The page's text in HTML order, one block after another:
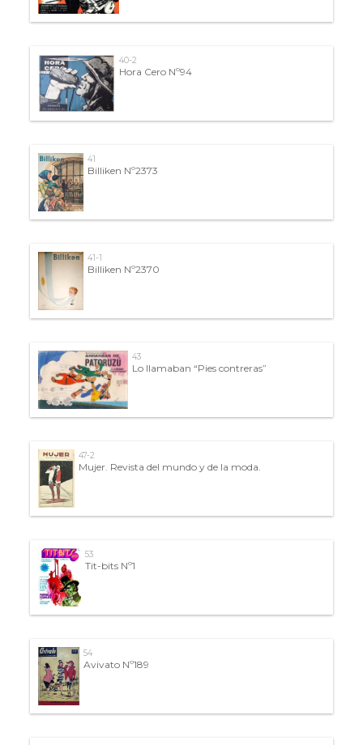
40-2
Hora Cero Nº94
41
Billiken Nº2373
41-1
Billiken Nº2370
43
Lo llamaban “Pies contreras”
47-2
Mujer. Revista del mundo y de la moda.
53
Tit-bits Nº1
54
Avivato Nº189